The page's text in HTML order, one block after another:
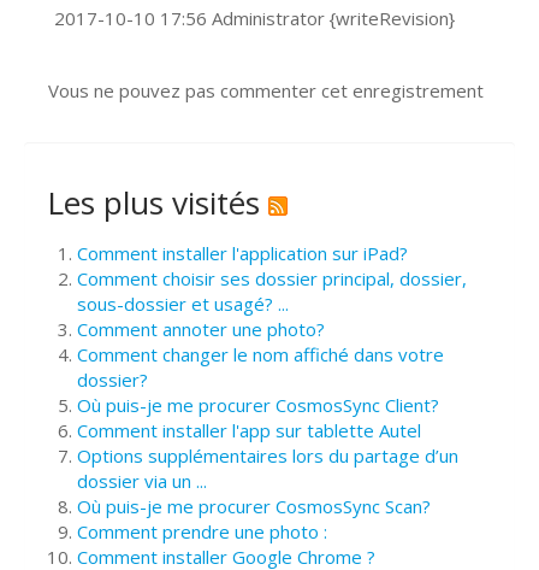
Comment installer Google Chrome ?
2017-10-10 17:56 Administrator {writeRevision}
Vous ne pouvez pas commenter cet enregistrement
Les plus visités
Comment installer l'application sur iPad?
Comment choisir ses dossier principal, dossier,
sous-dossier et usagé? ...
Comment annoter une photo?
Comment changer le nom affiché dans votre
dossier?
Où puis-je me procurer CosmosSync Client?
Comment installer l'app sur tablette Autel
Options supplémentaires lors du partage d’un
dossier via un ...
Où puis-je me procurer CosmosSync Scan?
Comment prendre une photo :
Comment installer Google Chrome ?